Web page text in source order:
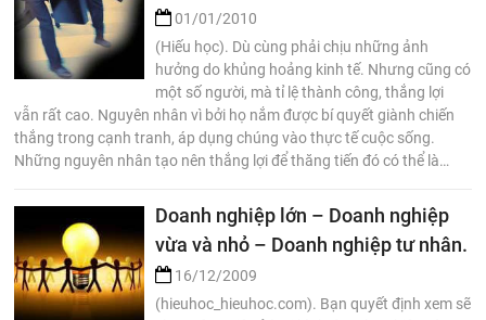
01/01/2010
(Hiếu học). Dù cùng phải chịu những ảnh
hưởng do khủng hoảng kinh tế. Nhưng cũng có
một số người, mà tỉ lệ thành công, thắng lợi
vẫn rất cao. Nguyên nhân vì bởi họ nắm được bí quyết giành chiến
thắng trong cạnh tranh, áp dụng chúng vào thực tế cuộc sống.
Những nguyên nhân tạo nên thắng lợi để thăng tiến đó có thể là…
Doanh nghiệp lớn – Doanh nghiệp
vừa và nhỏ – Doanh nghiệp tư nhân.
16/12/2009
(hieuhoc_hieuhoc.com). Bạn quyết định xem sẽ